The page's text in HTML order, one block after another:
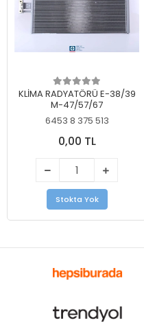
KLİMA RADYATÖRÜ E-38/39
M-47/57/67
6453 8 375 513
0,00 TL
Stokta Yok